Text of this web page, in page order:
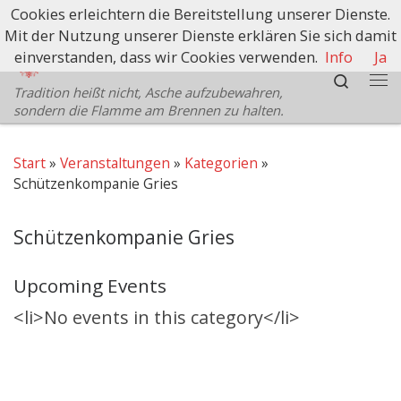
Zum Inhalt springen
Schützenbezirk Bozen
Tradition heißt nicht, Asche aufzubewahren,
sondern die Flamme am Brennen zu halten.
Search
Start» Veranstaltungen » Kategorien »
Schützenkompanie Gries
Schützenkompanie Gries
Upcoming Events
<li>No events in this category</li>
Cookies erleichtern die Bereitstellung unserer Dienste.
Mit der Nutzung unserer Dienste erklären Sie sich damit
einverstanden, dass wir Cookies verwenden. Info Ja